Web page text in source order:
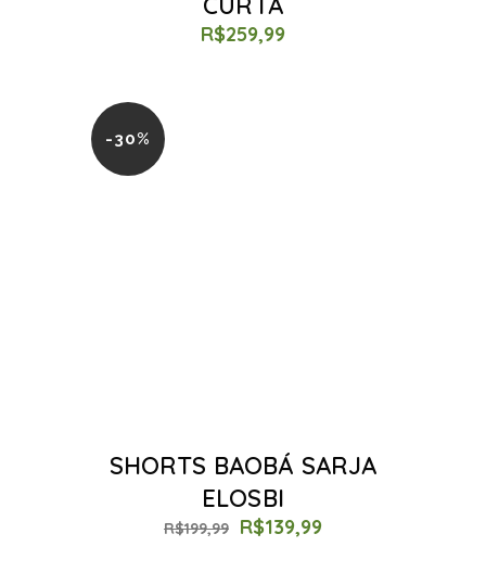
R$259,99
-30%
SHORTS BAOBÁ SARJA
ELOSBI
R$199,99 R$139,99